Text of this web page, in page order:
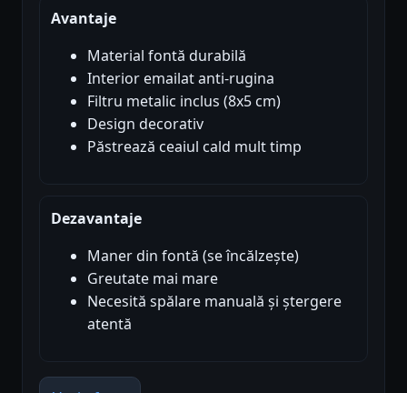
Avantaje
Material fontă durabilă
Interior emailat anti-rugina
Filtru metalic inclus (8x5 cm)
Design decorativ
Păstrează ceaiul cald mult timp
Dezavantaje
Maner din fontă (se încălzește)
Greutate mai mare
Necesită spălare manuală și ștergere
atentă